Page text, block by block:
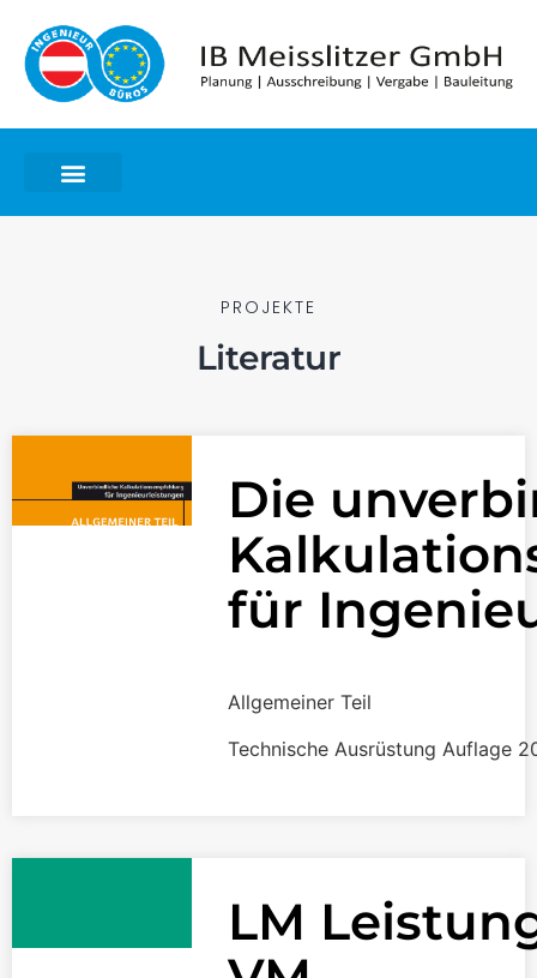
PROJEKTE
Literatur
Die
für
Allgemeiner Teil
Technische Ausrüstung Auflage
LM